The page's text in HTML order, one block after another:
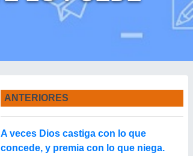
ANTERIORES
A veces Dios castiga con lo que
concede, y premia con lo que niega.